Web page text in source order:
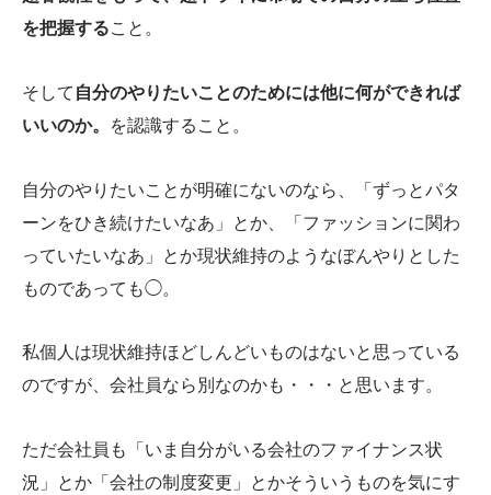
を把握すること。
そして 自分のやりたいことのためには他に何ができれば
いいのか。
を認識すること。
自分のやりたいことが明確にないのなら、「ずっとパタ
ーンをひき続けたいなあ」とか、「ファッションに関わ
っていたいなあ」とか現状維持のようなぼんやりとした
ものであっても◯。
私個人は現状維持ほどしんどいものはないと思っている
のですが、会社員なら別なのかも・・・と思います。
ただ会社員も「いま自分がいる会社のファイナンス状
況」とか「会社の制度変更」とかそういうものを気にす